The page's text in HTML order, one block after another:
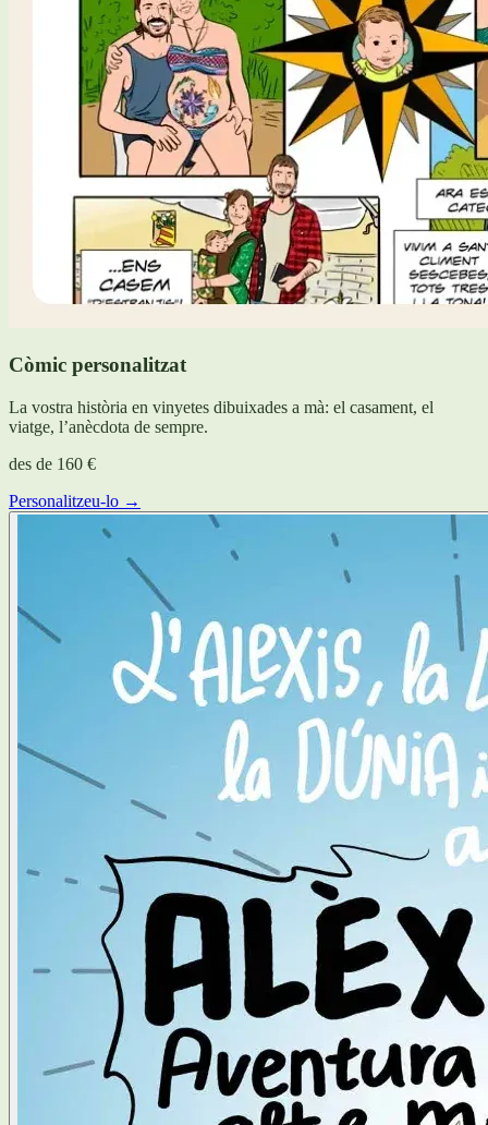
Còmic personalitzat
La vostra història en vinyetes dibuixades a mà: el casament, el
viatge, l’anècdota de sempre.
des de 160 €
Personalitzeu-lo →